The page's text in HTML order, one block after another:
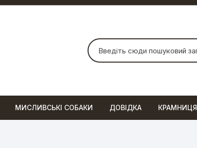
Шукати:
МИСЛИВСЬКІ СОБАКИ ДОВІДКА КРАМНИЦЯ